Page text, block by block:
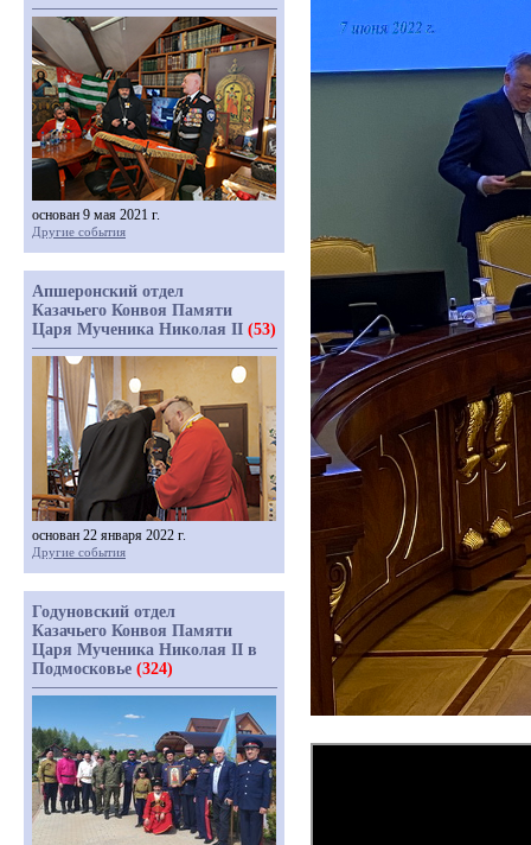
основан 9 мая 2021 г.
Другие события
Апшеронский отдел
Казачьего Конвоя Памяти
Царя Мученика Николая II (53)
основан 22 января 2022 г.
Другие события
Годуновский отдел
Казачьего Конвоя Памяти
Царя Мученика Николая II в
Подмосковье (324)